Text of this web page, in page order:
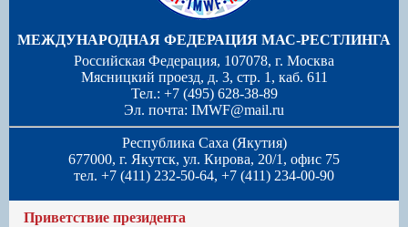
МЕЖДУНАРОДНАЯ ФЕДЕРАЦИЯ МАС-РЕСТЛИНГА
Российская Федерация, 107078, г. Москва
Мясницкий проезд, д. 3, стр. 1, каб. 611
Тел.: +7 (495) 628-38-89
Эл. почта: IMWF@mail.ru
Республика Саха (Якутия)
677000, г. Якутск, ул. Кирова, 20/1, офис 75
тел. +7 (411) 232-50-64, +7 (411) 234-00-90
Приветствие президента